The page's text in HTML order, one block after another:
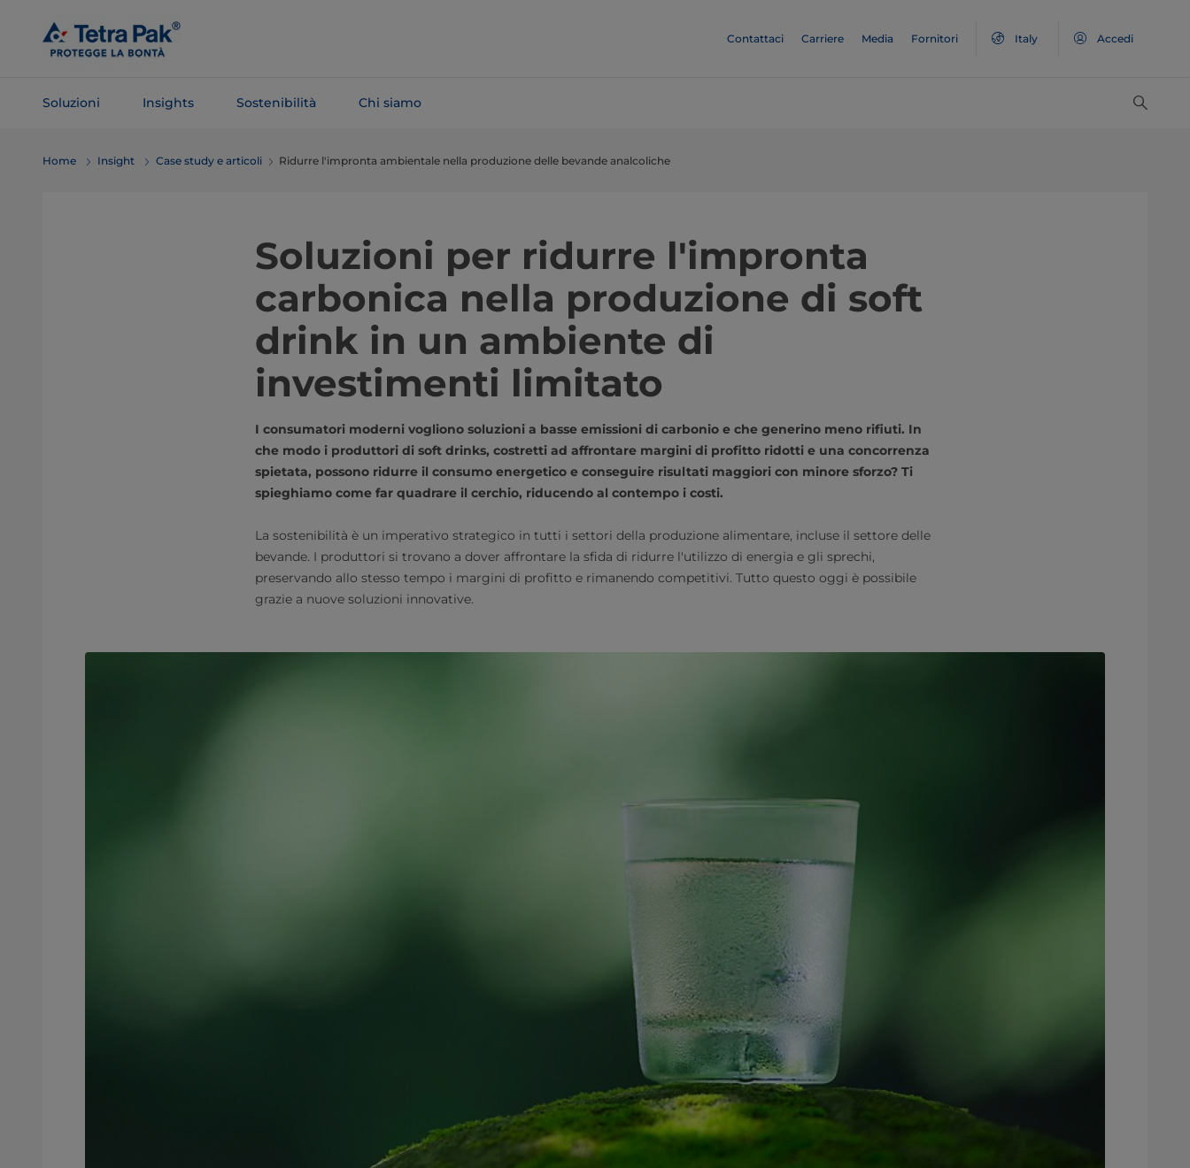
contenuto
principale
Contattaci Carriere Media Fornitori Italy Accedi
Soluzioni Insights Sostenibilità Chi siamo
navigazione
Home Insight Case study e articoli Ridurre l'impronta ambientale nella produzione delle bevande analcoliche
Soluzioni per ridurre l'impronta
carbonica nella produzione di soft
drink in un ambiente di
investimenti limitato
I consumatori moderni vogliono soluzioni a basse emissioni di carbonio e che generino meno rifiuti. In
che modo i produttori di soft drinks, costretti ad affrontare margini di profitto ridotti e una concorrenza
spietata, possono ridurre il consumo energetico e conseguire risultati maggiori con minore sforzo? Ti
spieghiamo come far quadrare il cerchio, riducendo al contempo i costi.
La sostenibilità è un imperativo strategico in tutti i settori della produzione alimentare, incluse il settore delle
bevande. I produttori si trovano a dover affrontare la sfida di ridurre l'utilizzo di energia e gli sprechi,
preservando allo stesso tempo i margini di profitto e rimanendo competitivi. Tutto questo oggi è possibile
grazie a nuove soluzioni innovative.